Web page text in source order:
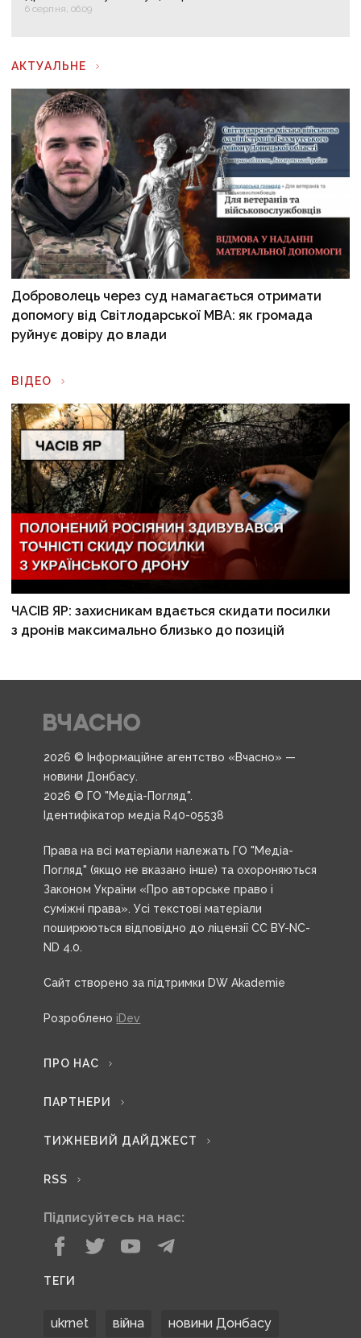
6 серпня, 06:09
АКТУАЛЬНЕ
Доброволець через суд намагається отримати
допомогу від Світлодарської МВА: як громада
руйнує довіру до влади
ВІДЕО
ЧАСІВ ЯР: захисникам вдається скидати посилки
з дронів максимально близько до позицій
2026 © Інформаційне агентство «Вчасно» —
новини Донбасу.
2026 © ГО "Медіа-Погляд".
Ідентифікатор медіа R40-05538
Права на всі матеріали належать ГО "Медіа-
Погляд" (якщо не вказано інше) та охороняються
Законом України «Про авторське право і
суміжні права». Усі текстові матеріали
поширюються відповідно до ліцензії CC BY-NC-
ND 4.0.
Сайт створено за підтримки DW Akademie
Розроблено iDev
ПРО НАС
ПАРТНЕРИ
ТИЖНЕВИЙ ДАЙДЖЕСТ
RSS
Підписуйтесь на нас:
ТЕГИ
ukrnet війна новини Донбасу